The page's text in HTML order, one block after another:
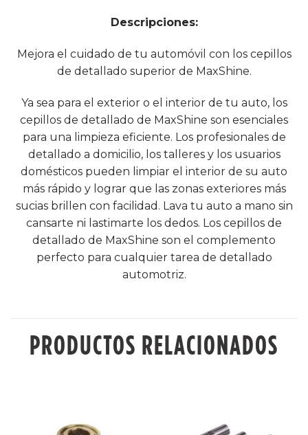
Descripciones:
Mejora el cuidado de tu automóvil con los cepillos
de detallado superior de MaxShine.
Ya sea para el exterior o el interior de tu auto, los
cepillos de detallado de MaxShine son esenciales
para una limpieza eficiente. Los profesionales de
detallado a domicilio, los talleres y los usuarios
domésticos pueden limpiar el interior de su auto
más rápido y lograr que las zonas exteriores más
sucias brillen con facilidad. Lava tu auto a mano sin
cansarte ni lastimarte los dedos. Los cepillos de
detallado de MaxShine son el complemento
perfecto para cualquier tarea de detallado
automotriz.
PRODUCTOS RELACIONADOS